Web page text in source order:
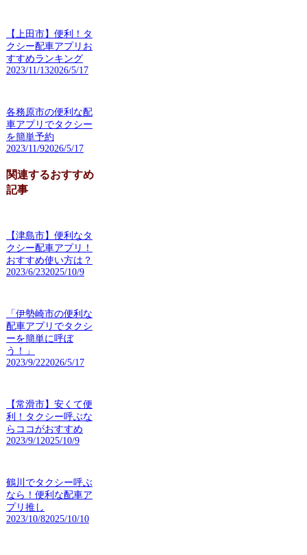
【上田市】便利！タ
クシー配車アプリお
すすめランキング
2023/11/132026/5/17
各務原市の便利な配
車アプリでタクシー
を簡単予約
2023/11/92026/5/17
関連するおすすめ
記事
【津島市】便利なタ
クシー配車アプリ！
おすすめ使い方は？
2023/6/232025/10/9
「伊勢崎市の便利な
配車アプリでタクシ
ーを簡単に呼ぼ
う！」
2023/9/222026/5/17
【常滑市】安くて便
利！タクシー呼ぶな
らココがおすすめ
2023/9/1 2025/10/9
鶴川でタクシー呼ぶ
なら！便利な配車ア
プリ推し
2023/10/82025/10/10